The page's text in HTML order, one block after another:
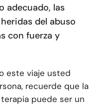
adecuado, las
del abuso
con fuerza y
este viaje usted
recuerde que la
puede ser un